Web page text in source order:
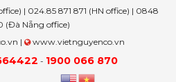
| 024.85 871 871 (HN office) | 0848
(Đà Nẵng office)
|
www.vietnguyenco.vn
- 1900 066 870